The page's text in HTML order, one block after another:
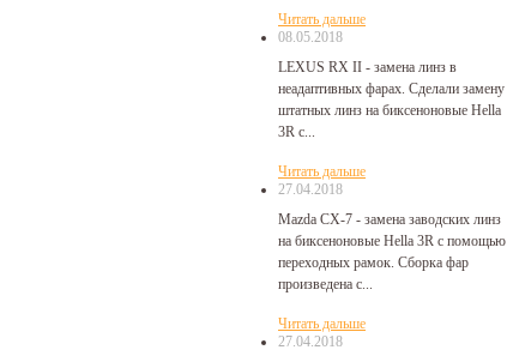
Читать дальше
08.05.2018
LEXUS RX II - замена линз в
неадаптивных фарах. Сделали замену
штатных линз на биксеноновые Hella
3R с...
Читать дальше
27.04.2018
Mazda CX-7 - замена заводских линз
на биксеноновые Hella 3R с помощью
переходных рамок. Сборка фар
произведена с...
Читать дальше
27.04.2018